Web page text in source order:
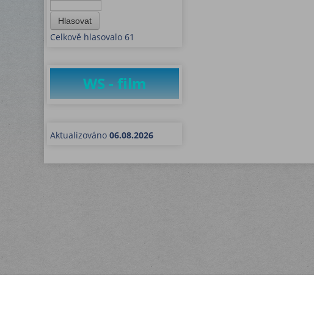
Hlasovat
Celkově hlasovalo 61
WS - film
Aktualizováno 06.08.2026